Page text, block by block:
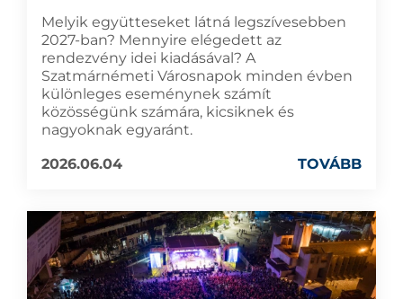
Melyik együtteseket látná legszívesebben
2027-ban? Mennyire elégedett az
rendezvény idei kiadásával? A
Szatmárnémeti Városnapok minden évben
különleges eseménynek számít
közösségünk számára, kicsiknek és
nagyoknak egyaránt.
2026.06.04
TOVÁBB